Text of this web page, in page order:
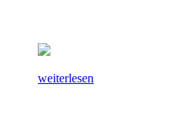
weiterlesen